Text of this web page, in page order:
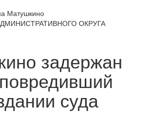
Матушкино
ОКРУГА
задержан
суда